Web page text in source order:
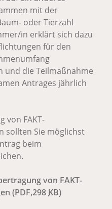
mit der
oder Tierzahl
in erklärt sich dazu
für den
und die Teilmaßnahme
Antrages jährlich
von FAKT-
sollten Sie möglichst
beim
von FAKT-
(PDF,298 KB)